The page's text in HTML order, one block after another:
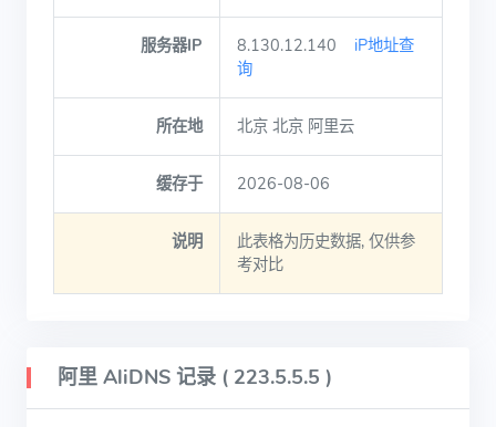
服务器IP 8.130.12.140
iP地址查
询
所在地 北京 北京 阿里云
缓存于 2026-08-06
说明
此表格为历史数据, 仅供参
考对比
阿里 AliDNS 记录 ( 223.5.5.5 )